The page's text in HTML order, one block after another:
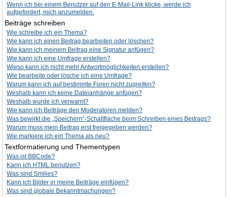
Wenn ich bei einem Benutzer auf den E-Mail-Link klicke, werde ich
aufgefordert, mich anzumelden.
Beiträge schreiben
Wie schreibe ich ein Thema?
Wie kann ich einen Beitrag bearbeiten oder löschen?
Wie kann ich meinem Beitrag eine Signatur anfügen?
Wie kann ich eine Umfrage erstellen?
Wieso kann ich nicht mehr Antwortmöglichkeiten erstellen?
Wie bearbeite oder lösche ich eine Umfrage?
Warum kann ich auf bestimmte Foren nicht zugreifen?
Weshalb kann ich keine Dateianhänge anfügen?
Weshalb wurde ich verwarnt?
Wie kann ich Beiträge den Moderatoren melden?
Was bewirkt die „Speichern“-Schaltfläche beim Schreiben eines Beitrags?
Warum muss mein Beitrag erst freigegeben werden?
Wie markiere ich ein Thema als neu?
Textformatierung und Thementypen
Was ist BBCode?
Kann ich HTML benutzen?
Was sind Smilies?
Kann ich Bilder in meine Beiträge einfügen?
Was sind globale Bekanntmachungen?